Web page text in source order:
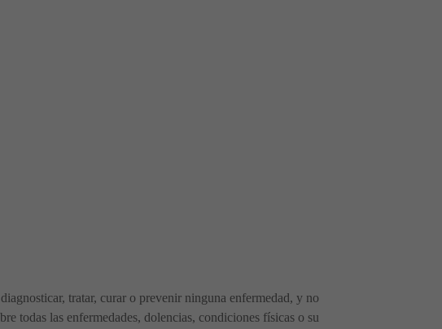
tratar, curar o prevenir ninguna enfermedad, y no
todas las enfermedades, dolencias, condiciones físicas o su